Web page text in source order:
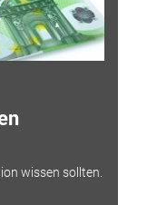
wissen sollten.